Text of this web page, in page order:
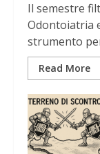
Il semestre
Odontoiatria
strumento
Read More